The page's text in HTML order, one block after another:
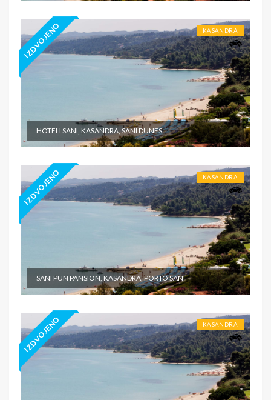
IZDVOJENO KASANDRA
HOTELI SANI, KASANDRA, SANI DUNES
IZDVOJENO KASANDRA
SANI PUN PANSION, KASANDRA, PORTO SANI
IZDVOJENO KASANDRA